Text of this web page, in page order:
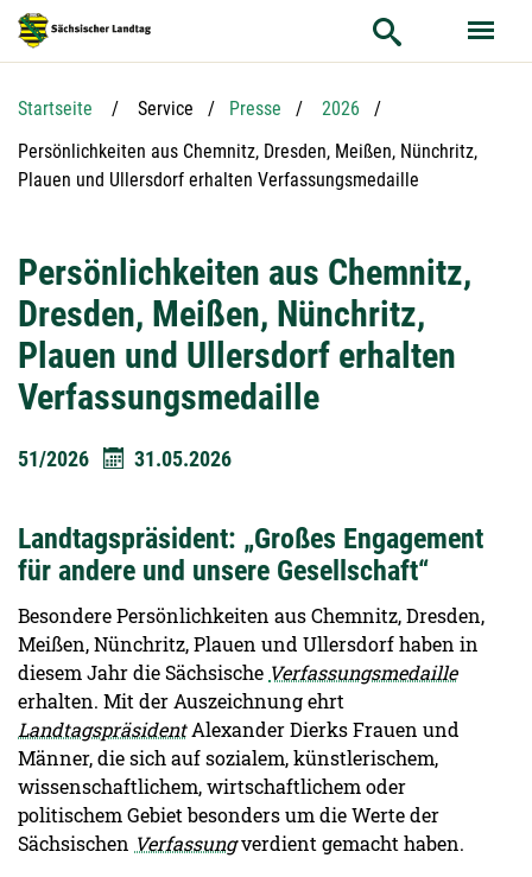
Hauptnavigation
Hauptinhalt
Service
Startseite Service Presse
2026
Aktuelle Seite:
Persönlichkeiten aus Chemnitz, Dresden, Meißen, Nünchritz,
Plauen und Ullersdorf erhalten Verfassungsmedaille
Persönlichkeiten aus Chemnitz,
Dresden, Meißen, Nünchritz,
Plauen und Ullersdorf erhalten
Verfassungsmedaille
51/2026 31.05.2026
Landtagspräsident: „Großes Engagement
für andere und unsere Gesellschaft“
Besondere Persönlichkeiten aus Chemnitz, Dresden,
Meißen, Nünchritz, Plauen und Ullersdorf haben in
diesem Jahr die Sächsische Verfassungsmedaille
erhalten. Mit der Auszeichnung ehrt
LandtagspräsidentAlexander Dierks Frauen und
Männer, die sich auf sozialem, künstlerischem,
wissenschaftlichem, wirtschaftlichem oder
politischem Gebiet besonders um die Werte der
Sächsischen Verfassungverdient gemacht haben.